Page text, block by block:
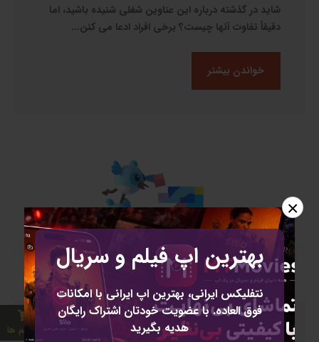
بهترین اپ فیلم و سریال
نتفلیکس ایرانی، بهترین اپ ایرانی با امکانات
فوق العاده. با عضویت خودتان اشتراک رایگان
هدیه بگیرید
×
شاید در گذشته درباره این عناوین شغلی شنیده باشید، اما
دقیقاً تفاوت آنها چیست؟ برخی افراد ادعا می کنن...
خواندن بیشتر
توسطمدیر| 26:timeم ژوئن, 2022